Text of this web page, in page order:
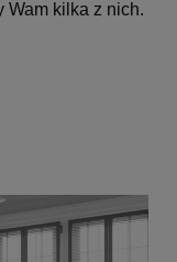
Wam kilka z nich.